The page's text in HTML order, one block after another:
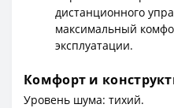
дистанционного
максимальный
эксплуатации.
Комфорт и
Уровень шума: тихий.